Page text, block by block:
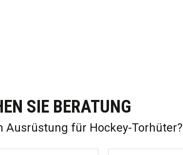
SIE BERATUNG
Ausrüstung für Hockey-Torhüter?